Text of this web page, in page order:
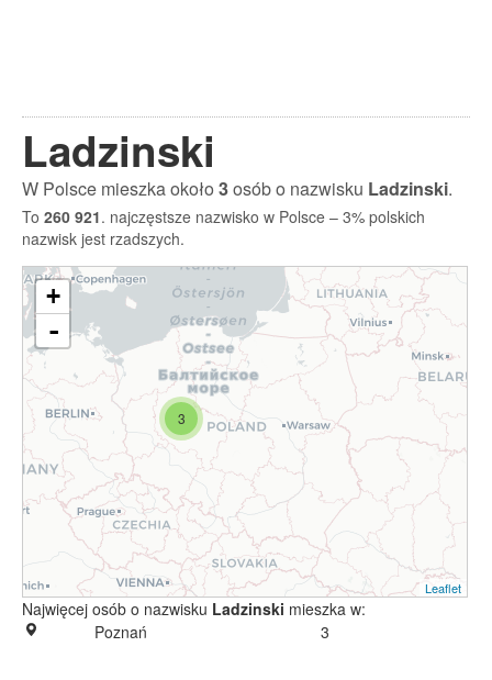
Ladzinski
W Polsce mieszka około3osób o nazwisku Ladzinski.
To 260 921. najczęstsze nazwisko w Polsce – 3% polskich
nazwisk jest rzadszych.
3
+
-
Leaflet
Najwięcej osób o nazwisku Ladzinski mieszka w:
Poznań
3